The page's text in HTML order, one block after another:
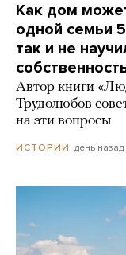
Как дом
одной семьи
так и не
Автор книги
Трудолюбов
на эти вопросы
ИСТОРИИ день назад